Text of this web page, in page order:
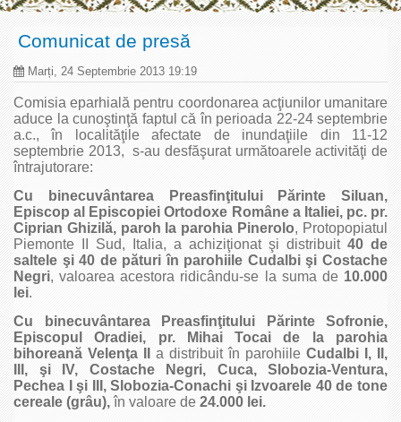
Comunicat de presă
Marți, 24 Septembrie 2013 19:19
Comisia eparhială pentru coordonarea acţiunilor umanitare
aduce la cunoştinţă faptul că în perioada 22-24 septembrie
a.c., în localităţile afectate de inundaţiile din 11-12
septembrie 2013, s-au desfăşurat următoarele activităţi de
întrajutorare:
Cu binecuvântarea Preasfinţitului Părinte Siluan,
Episcop al Episcopiei Ortodoxe Române a Italiei, pc. pr.
Ciprian Ghizilă, paroh la parohia Pinerolo, Protopopiatul
Piemonte II Sud, Italia, a achiziţionat şi distribuit 40 de
saltele şi 40 de pături în parohiile Cudalbi şi Costache
Negri, valoarea acestora ridicându-se la suma de 10.000
lei.
Cu binecuvântarea Preasfinţitului Părinte Sofronie,
Episcopul Oradiei, pr. Mihai Tocai de la parohia
bihoreană Velenţa II
a distribuit în parohiile Cudalbi I, II,
III, şi IV, Costache Negri, Cuca, Slobozia-Ventura,
Pechea I şi III, Slobozia-Conachi şi Izvoarele 40 de tone
cereale (grâu),în valoare de 24.000 lei.